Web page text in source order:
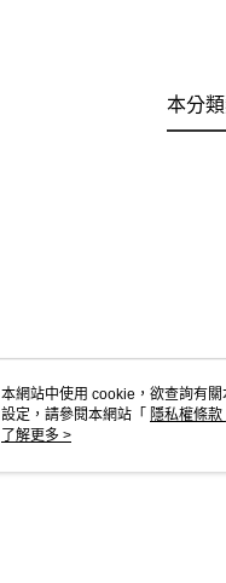
本分
本網站中使用 cookie，欲查詢有
設定，請參閱本網站「 隱私權條款
使用 cookie。
了解更多 >